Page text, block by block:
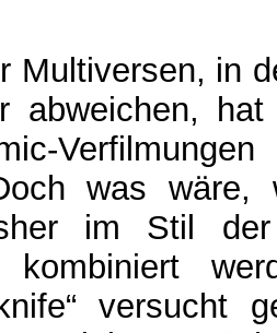
Multiversen, in
abweichen,
was
im Stil
kombiniert
versucht